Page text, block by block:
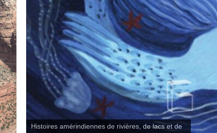
Histoires amérindiennes de rivières, de lacs et de